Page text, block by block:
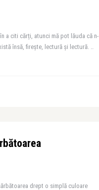
a citi cărți, atunci mă pot lăuda că n-
însă, firește, lectură și lectură. ..
drept o simplă culoare